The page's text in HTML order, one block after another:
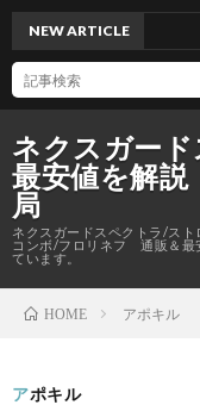
ネクスガー
最安値を解説
局
ネクスガードスペクトラ/ス
コンボ/フロリネフ 通販＆最
ています。
NEW ARTICLE
HOME アポキル
アポキル